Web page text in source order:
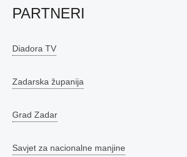
PARTNERI
Diadora TV
Zadarska županija
Grad Zadar
Savjet za nacionalne manjine